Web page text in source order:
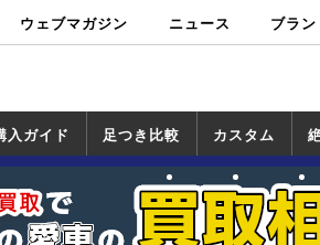
ウェブマガジン ニュース ブラ
入ガイド
覧
足つき比較 カスタム
カスタム
一覧
ホンダ
ヤマハ
スズキ
カワサキ道の駅調
ツーリン
日本の道
国道めぐり
林道ツー